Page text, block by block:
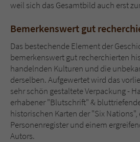
weil sich das Gesamtbild auch erst
Bemerkenswert gut
Das bestechende Element der
bemerkenswert gut recherchierten
handelnden Kulturen und die
derselben. Aufgewertet wird das
sehr schön gestaltete Verpackung -
erhabener "Blutschrift" &
historischen Karten der "Six
Personenregister und einem
Autors.